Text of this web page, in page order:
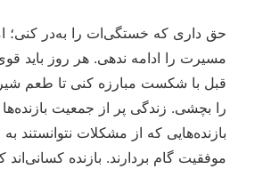
حق داری که خستگی‌ات را به‌در کنی؛
مسیرت را ادامه ندهی. هر روز باید
قبل با شکست مبارزه کنی تا طعم
را بچشی. زندگی پر از جمعیت
بازنده‌هایی که از مشکلات نتوانستند
موفقیت گام بردارند. بازنده کسانی‌اند